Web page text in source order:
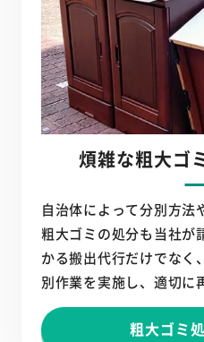
煩雑な粗大ゴ
自治体によって分別方法
粗大ゴミの処分も当社が
かる搬出代行だけでなく
別作業を実施し、適切に
粗大ゴミ